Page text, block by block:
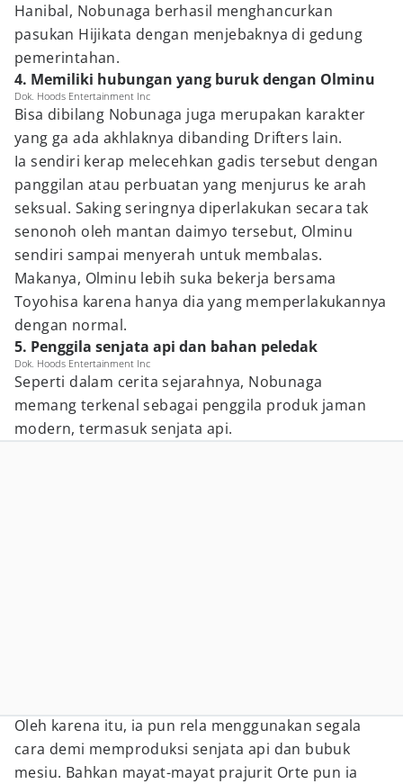
Hanibal, Nobunaga berhasil menghancurkan
pasukan Hijikata dengan menjebaknya di gedung
pemerintahan.
4. Memiliki hubungan yang buruk dengan Olminu
Dok. Hoods Entertainment Inc
Bisa dibilang Nobunaga juga merupakan karakter
yang ga ada akhlaknya dibanding Drifters lain.
Ia sendiri kerap melecehkan gadis tersebut dengan
panggilan atau perbuatan yang menjurus ke arah
seksual. Saking seringnya diperlakukan secara tak
senonoh oleh mantan daimyo tersebut, Olminu
sendiri sampai menyerah untuk membalas.
Makanya, Olminu lebih suka bekerja bersama
Toyohisa karena hanya dia yang memperlakukannya
dengan normal.
5. Penggila senjata api dan bahan peledak
Dok. Hoods Entertainment Inc
Seperti dalam cerita sejarahnya, Nobunaga
memang terkenal sebagai penggila produk jaman
modern, termasuk senjata api.
Oleh karena itu, ia pun rela menggunakan segala
cara demi memproduksi senjata api dan bubuk
mesiu. Bahkan mayat-mayat prajurit Orte pun ia